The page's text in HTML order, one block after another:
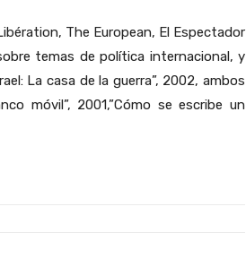
The European, El Espectador
temas de política internacional, y
La casa de la guerra”, 2002, ambos
móvil”, 2001,”Cómo se escribe un